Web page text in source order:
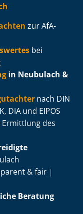
zur AfA-
bei
in Neubulach &
nach DIN
DIA und EIPOS
Ermittlung des
& fair |
Beratung